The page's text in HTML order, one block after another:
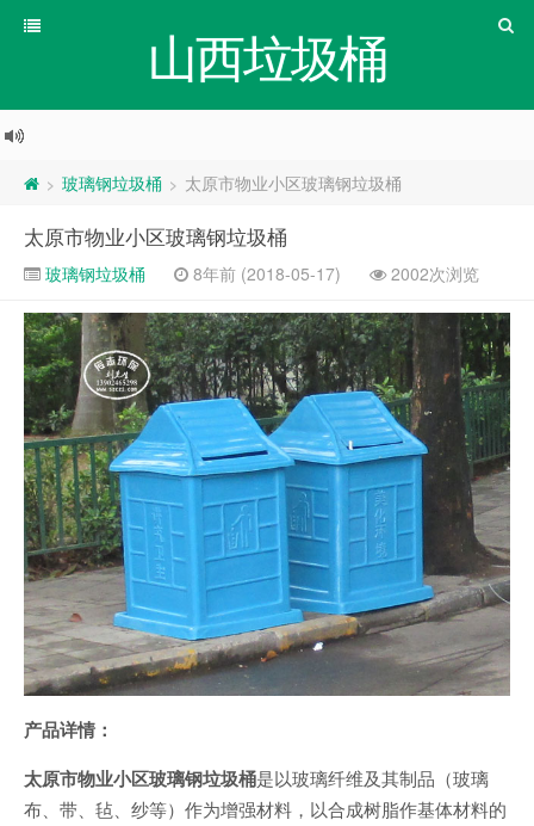
山西垃圾桶
> 玻璃钢垃圾桶 > 太原市物业小区玻璃钢垃圾桶
太原市物业小区玻璃钢垃圾桶
玻璃钢垃圾桶 8年前 (2018-05-17) 2002次浏览
产品详情：
太原市物业小区玻璃钢垃圾桶是以玻璃纤维及其制品（玻璃
布、带、毡、纱等）作为增强材料，以合成树脂作基体材料的